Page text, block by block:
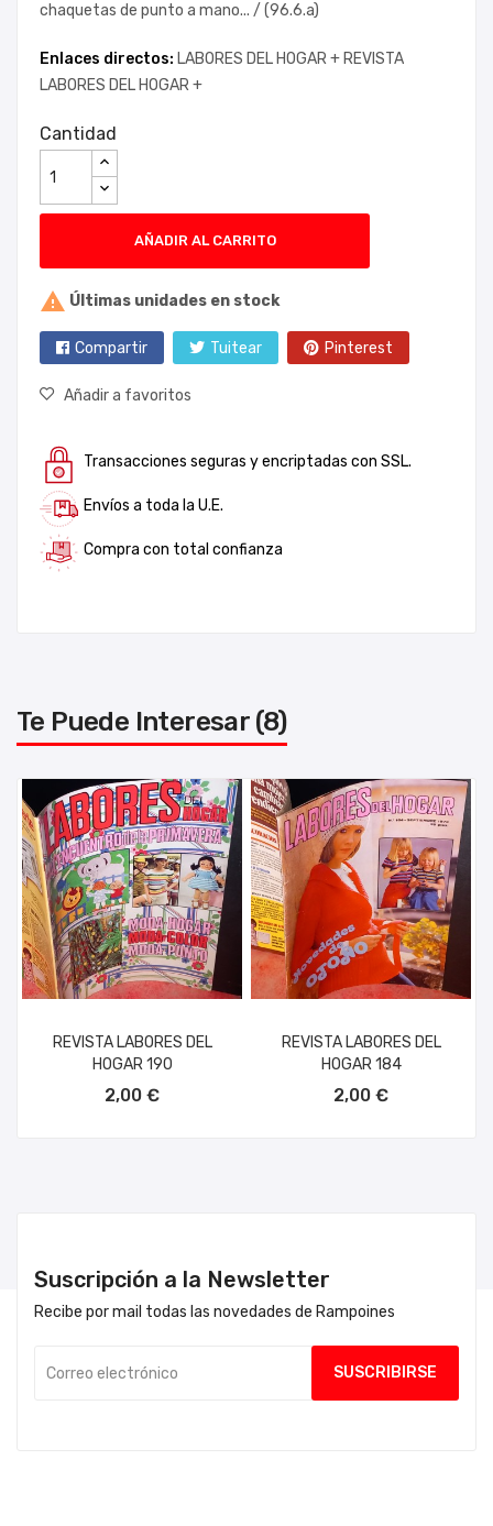
chaquetas de punto a mano... / (96.6.a)
Enlaces directos: LABORES DEL HOGAR + REVISTA
LABORES DEL HOGAR +
Cantidad
AÑADIR AL CARRITO
 Últimas unidades en stock
Compartir Tuitear Pinterest
Añadir a favoritos
Transacciones seguras y encriptadas con SSL.
Envíos a toda la U.E.
Compra con total confianza
Te Puede Interesar (8)
REVISTA LABORES DEL
HOGAR 190
2,00 €
REVISTA LABORES DEL
HOGAR 184
2,00 €
Suscripción a la Newsletter
Recibe por mail todas las novedades de Rampoines